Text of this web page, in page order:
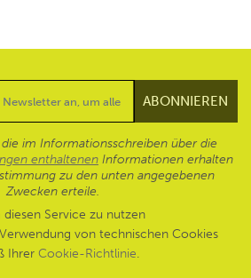
im Informationsschreiben über die
enthaltenen Informationen erhalten
zu den unten angegebenen
Zwecken erteile.
diesen Service zu nutzen
von technischen Cookies
Ihrer Cookie-Richtlinie.